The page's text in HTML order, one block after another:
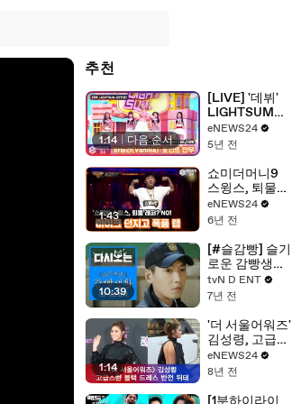
추천
1:14 다음 순서
[LIVE] '데뷔'
LIGHTSUM
(라잇썸), '바닐
라(Vanilla)' 포
LIGHTSUM
Showcase
Talk
eNEWS24
5년 전
1:43
쇼미더머니9
스윙스, 퇴물
래퍼? 마이크
던지고 폭풍 랩
탄생'
eNEWS24
6년 전
10:39
[#슬감빵] 슬기
로운 감빵생활
1~3화 몰아보기
(환멸과 환장이
생활의 시작) |
#다시보는슬
기로운감빵생
활 | #Diggle
tvN D ENT
7년 전
1:14
'더 서울어워즈'
김성령, 고급스
런 블랙 드레스
반전 뒤태
eNEWS24
8년 전